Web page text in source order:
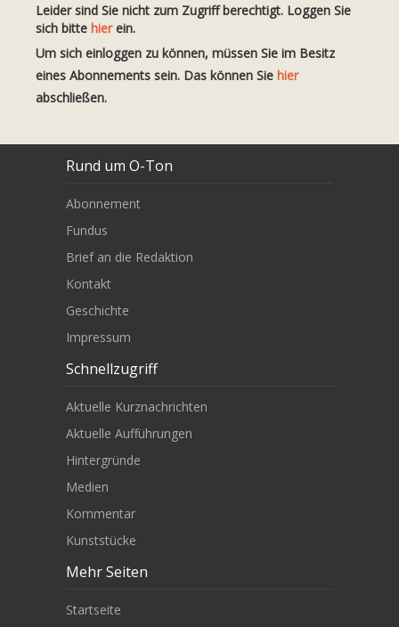
Leider sind Sie nicht zum Zugriff berechtigt. Loggen Sie
sich bitte hierein.
Um sich einloggen zu können, müssen Sie im Besitz
eines Abonnements sein. Das können Sie hier
abschließen.
Rund um O-Ton
Abonnement
Fundus
Brief an die Redaktion
Kontakt
Geschichte
Impressum
Schnellzugriff
Aktuelle Kurznachrichten
Aktuelle Aufführungen
Hintergründe
Medien
Kommentar
Kunststücke
Mehr Seiten
Startseite